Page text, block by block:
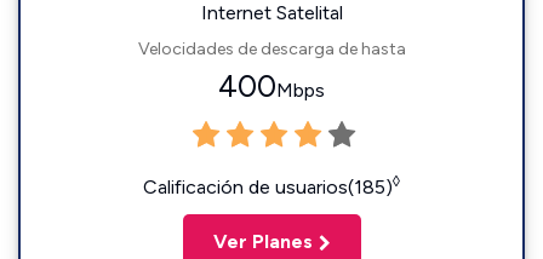
Internet Satelital
Velocidades de descarga de hasta
400Mbps
Calificación de usuarios(185)◊
Ver Planes